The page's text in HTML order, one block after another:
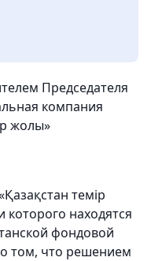
Председателя
компания
жолы»
темір
находятся
фондовой
том, что решением